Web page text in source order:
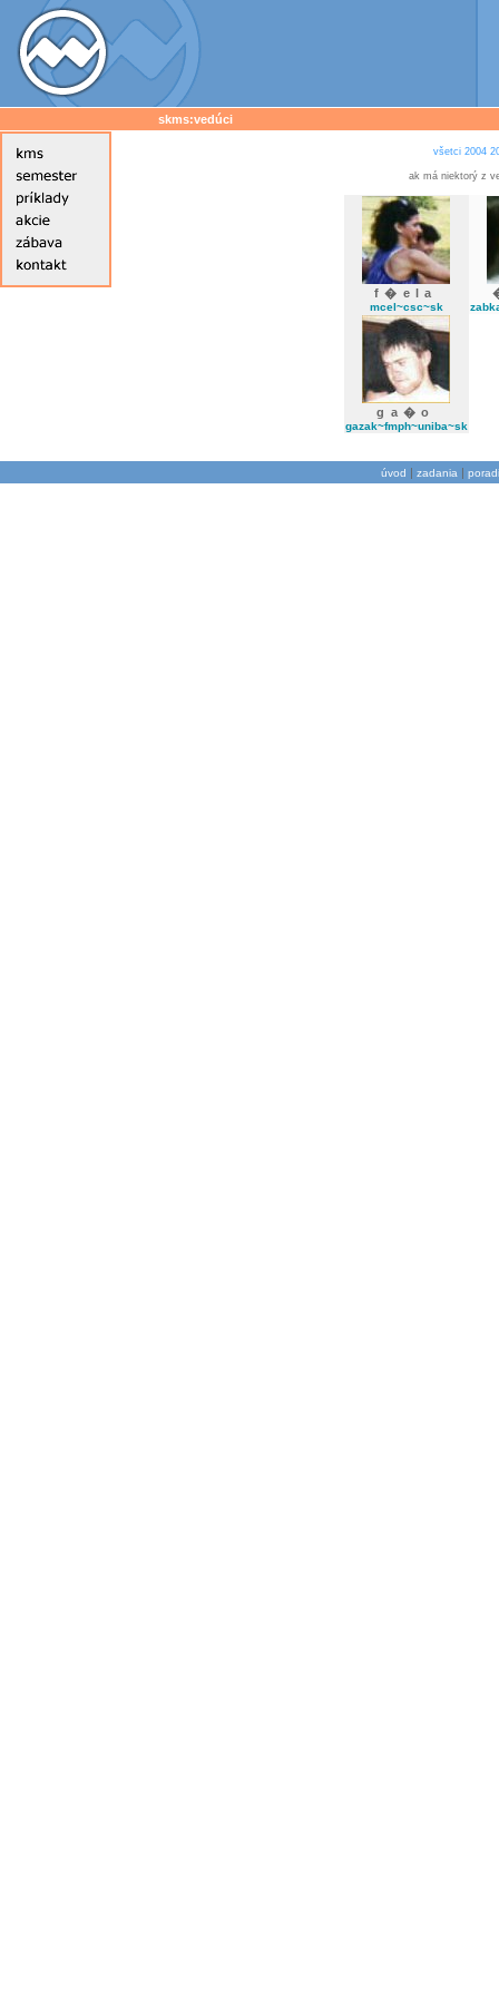
skms:vedúci
všetci 2004
ak má niektorý z
f�ela
mcel~csc~sk
ga�o
gazak~fmph~uniba~sk
úvod | zadania |